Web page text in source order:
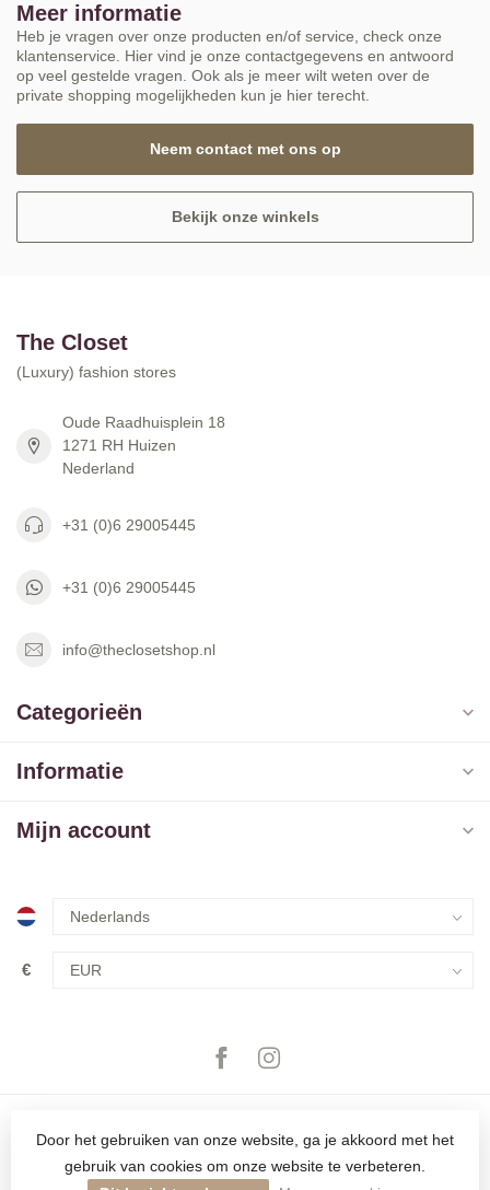
Meer informatie
Heb je vragen over onze producten en/of service, check onze
klantenservice. Hier vind je onze contactgegevens en antwoord
op veel gestelde vragen. Ook als je meer wilt weten over de
private shopping mogelijkheden kun je hier terecht.
Neem contact met ons op
Bekijk onze winkels
The Closet
(Luxury) fashion stores
Oude Raadhuisplein 18
1271 RH Huizen
Nederland
+31 (0)6 29005445
+31 (0)6 29005445
info@theclosetshop.nl
Categorieën
Informatie
Mijn account
€
Door het gebruiken van onze website, ga je akkoord met het
gebruik van cookies om onze website te verbeteren.